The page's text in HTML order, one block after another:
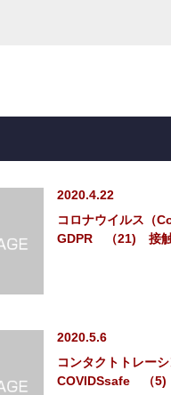
2020.4.22
コロナウイルス（
GDPR （21) 接
2020.5.6
コンタクトトレー
COVIDSsafe （